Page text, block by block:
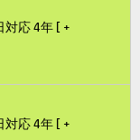
対応 4年 [ +
対応 4年 [ +